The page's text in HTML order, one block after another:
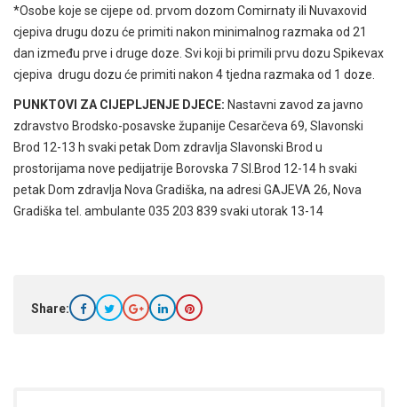
*Osobe koje se cijepe od. prvom dozom Comirnaty ili Nuvaxovid
cjepiva drugu dozu će primiti nakon minimalnog razmaka od 21
dan između prve i druge doze. Svi koji bi primili prvu dozu Spikevax
cjepiva drugu dozu će primiti nakon 4 tjedna razmaka od 1 doze.
PUNKTOVI ZA CIJEPLJENJE DJECE: Nastavni zavod za javno
zdravstvo Brodsko-posavske županije Cesarčeva 69, Slavonski
Brod 12-13 h svaki petak Dom zdravlja Slavonski Brod u
prostorijama nove pedijatrije Borovska 7 Sl.Brod 12-14 h svaki
petak Dom zdravlja Nova Gradiška, na adresi GAJEVA 26, Nova
Gradiška tel. ambulante 035 203 839 svaki utorak 13-14
Share: